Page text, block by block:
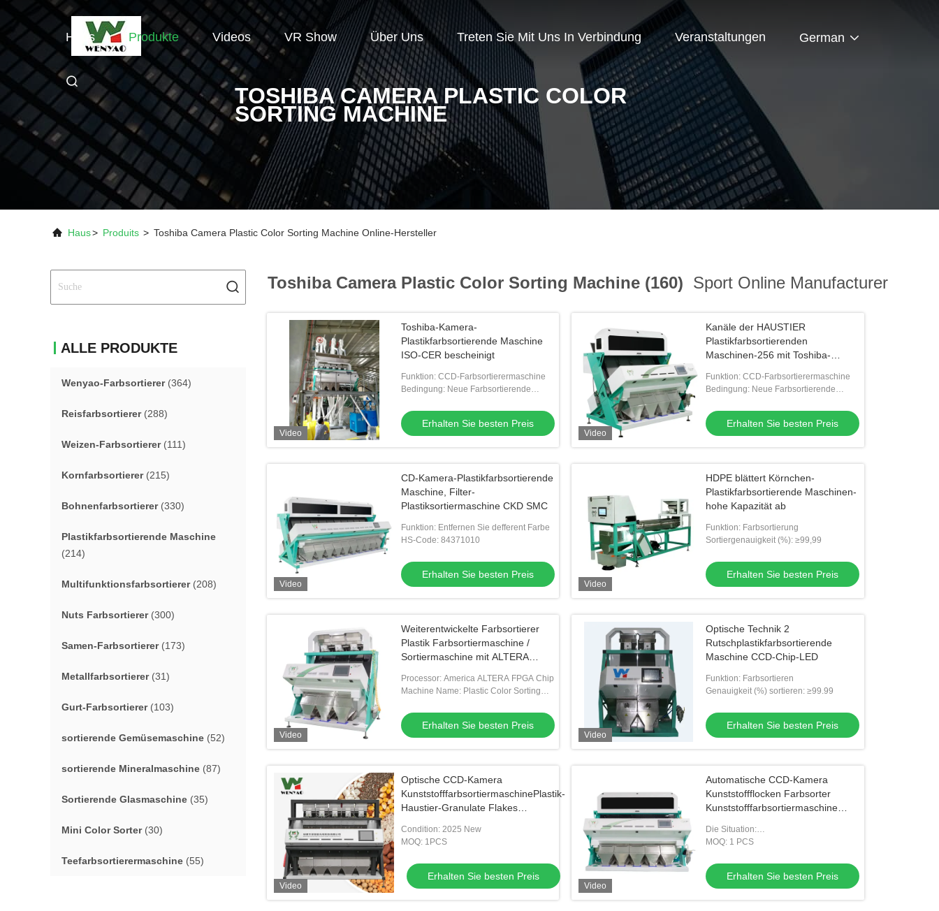
Haus Produkte Videos VR Show Über Uns Treten Sie Mit Uns In Verbindung Veranstaltungen German
TOSHIBA CAMERA PLASTIC COLOR
SORTING MACHINE
Haus> Produits > Toshiba Camera Plastic Color Sorting Machine Online-Hersteller
ALLE PRODUKTE
Wenyao-Farbsortierer(364)
Reisfarbsortierer(288)
Weizen-Farbsortierer(111)
Kornfarbsortierer(215)
Bohnenfarbsortierer(330)
Plastikfarbsortierende Maschine
(214)
Multifunktionsfarbsortierer(208)
Nuts Farbsortierer(300)
Samen-Farbsortierer(173)
Metallfarbsortierer(31)
Gurt-Farbsortierer(103)
sortierende Gemüsemaschine (52)
sortierende Mineralmaschine (87)
Sortierende Glasmaschine (35)
Mini Color Sorter(30)
Teefarbsortierermaschine (55)
Toshiba Camera Plastic Color Sorting Machine (160) Sport Online Manufacturer
Video
Toshiba-Kamera-
Plastikfarbsortierende Maschine
ISO-CER bescheinigt
Funktion: CCD-Farbsortierermaschine
Bedingung: Neue Farbsortierende
Erhalten Sie besten Preis
Video
Kanäle der HAUSTIER
Plastikfarbsortierenden
Maschinen-256 mit Toshiba-
Funktion: CCD-Farbsortierermaschine
Bedingung: Neue Farbsortierende
Erhalten Sie besten Preis
Video
CD-Kamera-Plastikfarbsortierende
Maschine, Filter-
Plastiksortiermaschine CKD SMC
Funktion: Entfernen Sie defferent Farbe
HS-Code: 84371010
Erhalten Sie besten Preis
Video
HDPE blättert Körnchen-
Plastikfarbsortierende Maschinen-
hohe Kapazität ab
Funktion: Farbsortierung
Sortiergenauigkeit (%): ≥99,99
Erhalten Sie besten Preis
Video
Weiterentwickelte Farbsortierer
Plastik Farbsortiermaschine /
Sortiermaschine mit ALTERA
Processor: America ALTERA FPGA Chip
Machine Name: Plastic Color Sorting
Erhalten Sie besten Preis
Video
Optische Technik 2
Rutschplastikfarbsortierende
Maschine CCD-Chip-LED
Funktion: Farbsortieren
Genauigkeit (%) sortieren: ≥99.99
Erhalten Sie besten Preis
Video
Optische CCD-Kamera
KunststofffarbsortiermaschinePlastik-
Haustier-Granulate Flakes
Condition: 2025 New
MOQ: 1PCS
Erhalten Sie besten Preis
Video
Automatische CCD-Kamera
Kunststoffflocken Farbsorter
Kunststofffarbsortiermaschine
Die Situation:
Plastikfarbsortierermaschine
MOQ: 1 PCS
Erhalten Sie besten Preis